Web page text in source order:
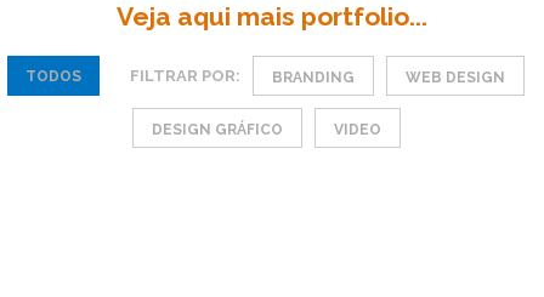
Veja aqui mais portfolio...
TODOS FILTRAR POR: BRANDING WEB DESIGN
DESIGN GRÁFICO VIDEO